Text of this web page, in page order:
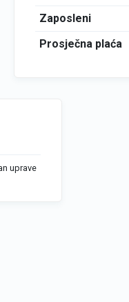
Zaposleni
Prosječna plaća
uprave